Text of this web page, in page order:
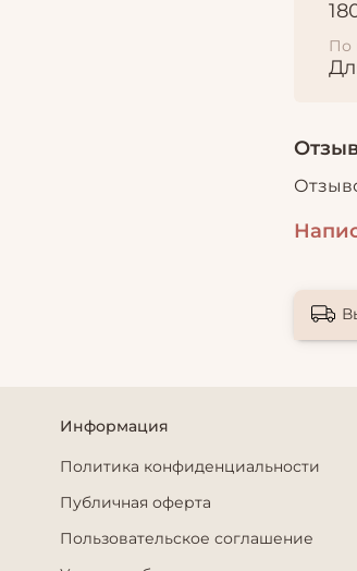
По
Информация
Политика конфиденциальности
Публичная оферта
Пользовательское соглашение